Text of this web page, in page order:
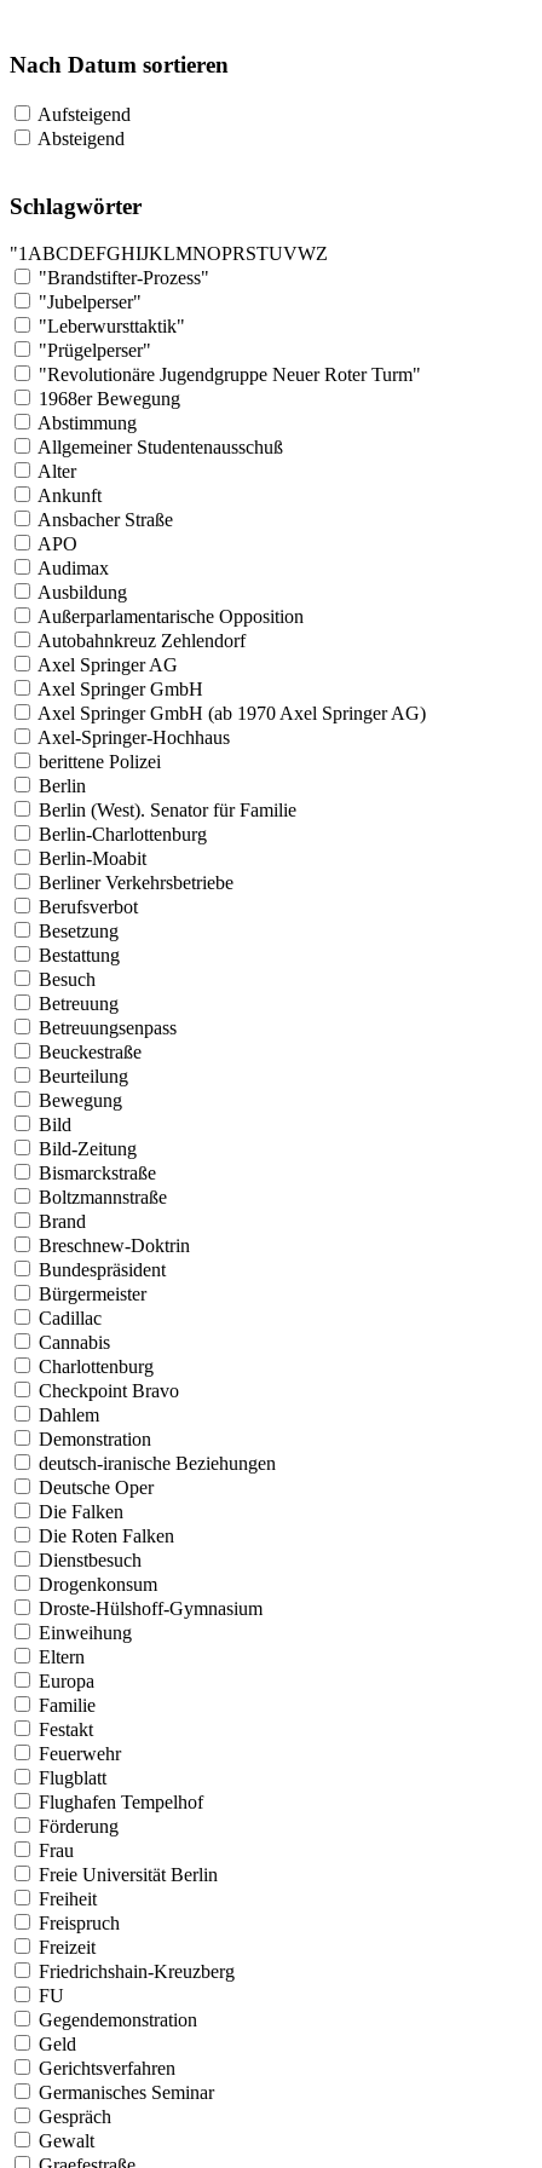
Nach Datum sortieren
Aufsteigend
Absteigend
Schlagwörter
"1 ABCDEFGHIJKLMNOPRSTUVWZ
"Brandstifter-Prozess"
"Jubelperser"
"Leberwursttaktik"
"Prügelperser"
"Revolutionäre Jugendgruppe Neuer Roter Turm"
1968er Bewegung
Abstimmung
Allgemeiner Studentenausschuß
Alter
Ankunft
Ansbacher Straße
APO
Audimax
Ausbildung
Außerparlamentarische Opposition
Autobahnkreuz Zehlendorf
Axel Springer AG
Axel Springer GmbH
Axel Springer GmbH (ab 1970 Axel Springer AG)
Axel-Springer-Hochhaus
berittene Polizei
Berlin
Berlin (West). Senator für Familie
Berlin-Charlottenburg
Berlin-Moabit
Berliner Verkehrsbetriebe
Berufsverbot
Besetzung
Bestattung
Besuch
Betreuung
Betreuungsenpass
Beuckestraße
Beurteilung
Bewegung
Bild
Bild-Zeitung
Bismarckstraße
Boltzmannstraße
Brand
Breschnew-Doktrin
Bundespräsident
Bürgermeister
Cadillac
Cannabis
Charlottenburg
Checkpoint Bravo
Dahlem
Demonstration
deutsch-iranische Beziehungen
Deutsche Oper
Die Falken
Die Roten Falken
Dienstbesuch
Drogenkonsum
Droste-Hülshoff-Gymnasium
Einweihung
Eltern
Europa
Familie
Festakt
Feuerwehr
Flugblatt
Flughafen Tempelhof
Förderung
Frau
Freie Universität Berlin
Freiheit
Freispruch
Freizeit
Friedrichshain-Kreuzberg
FU
Gegendemonstration
Geld
Gerichtsverfahren
Germanisches Seminar
Gespräch
Gewalt